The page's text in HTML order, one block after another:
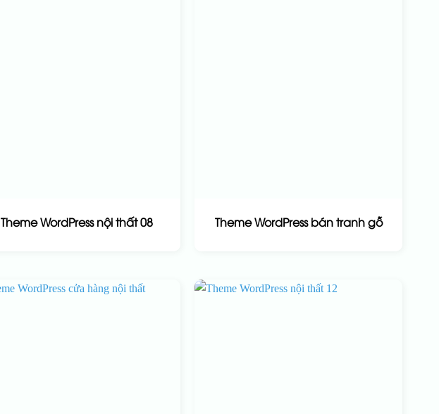
Theme WordPress nội thất 08 Theme WordPress bán tranh gỗ